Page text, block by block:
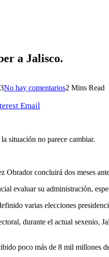
a Jalisco.
No hay comentarios2 Mins Read
Email
situación no parece cambiar.
Obrador concluirá dos meses
evaluar su administración,
varias elecciones
durante el actual sexenio,
poco más de 8 mil millones